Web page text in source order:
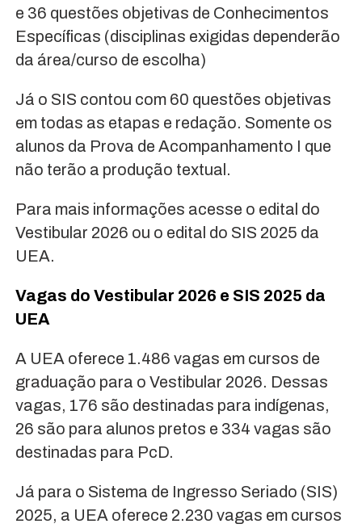
e 36 questões objetivas de Conhecimentos
Específicas (disciplinas exigidas dependerão
da área/curso de escolha)
Já o SIS contou com 60 questões objetivas
em todas as etapas e redação. Somente os
alunos da Prova de Acompanhamento I que
não terão a produção textual.
Para mais informações acesse o edital do
Vestibular 2026 ou o edital do SIS 2025 da
UEA.
Vagas do Vestibular 2026 e SIS 2025 da
UEA
A UEA oferece 1.486 vagas em cursos de
graduação para o Vestibular 2026. Dessas
vagas, 176 são destinadas para indígenas,
26 são para alunos pretos e 334 vagas são
destinadas para PcD.
Já para o Sistema de Ingresso Seriado (SIS)
2025, a UEA oferece 2.230 vagas em cursos